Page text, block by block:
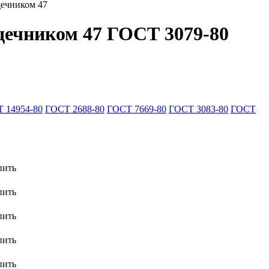
47
47 ГОСТ 3079-80
14954-80 ГОСТ 2688-80 ГОСТ 7669-80 ГОСТ 3083-80 ГОСТ